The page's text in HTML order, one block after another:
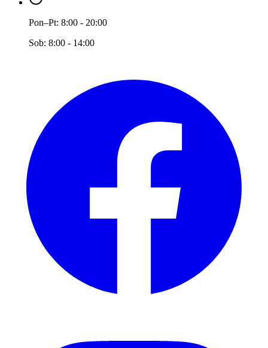
Pon–Pt: 8:00 - 20:00
Sob: 8:00 - 14:00